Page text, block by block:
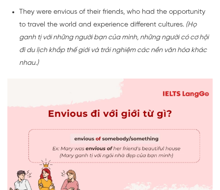
They were envious of their friends, who had the opportunity
to travel the world and experience different cultures. (Họ
ganh tị với những người bạn của mình, những người có cơ hội
đi du lịch khắp thế giới và trải nghiệm các nền văn hóa khác
nhau.)